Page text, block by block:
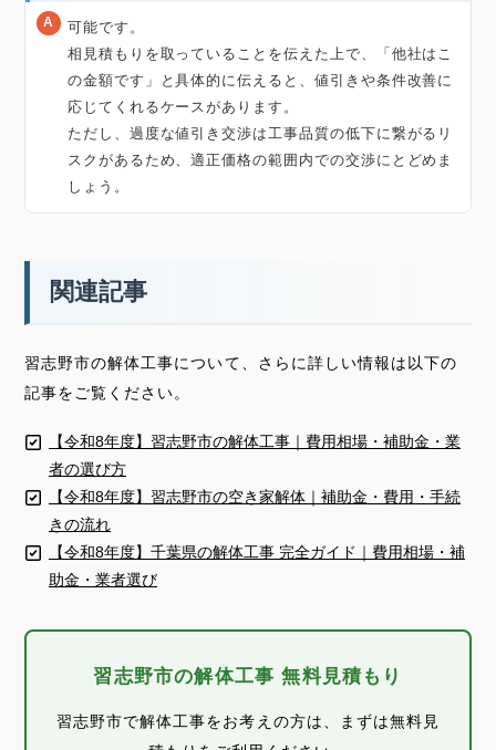
可能です。
相見積もりを取っていることを伝えた上で、「他社はこ
の金額です」と具体的に伝えると、値引きや条件改善に
応じてくれるケースがあります。
ただし、過度な値引き交渉は工事品質の低下に繋がるリ
スクがあるため、適正価格の範囲内での交渉にとどめま
しょう。
関連記事
習志野市の解体工事について、さらに詳しい情報は以下の
記事をご覧ください。
【令和8年度】習志野市の解体工事｜費用相場・補助金・業
者の選び方
【令和8年度】習志野市の空き家解体｜補助金・費用・手続
きの流れ
【令和8年度】千葉県の解体工事 完全ガイド｜費用相場・補
助金・業者選び
習志野市の解体工事 無料見積もり
習志野市で解体工事をお考えの方は、まずは無料見